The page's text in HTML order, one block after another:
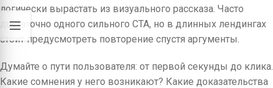
логически вырастать из визуального рассказа. Часто
достаточно одного сильного CTA, но в длинных лендингах
стоит предусмотреть повторение спустя аргументы.
Думайте о пути пользователя: от первой секунды до клика.
Какие сомнения у него возникают? Какие доказательства